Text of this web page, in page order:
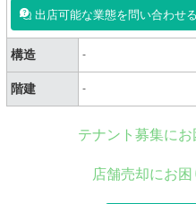
出店可能な業態を問い合わせる
構造 -
階建 -
テナント募集に
店舗売却にお